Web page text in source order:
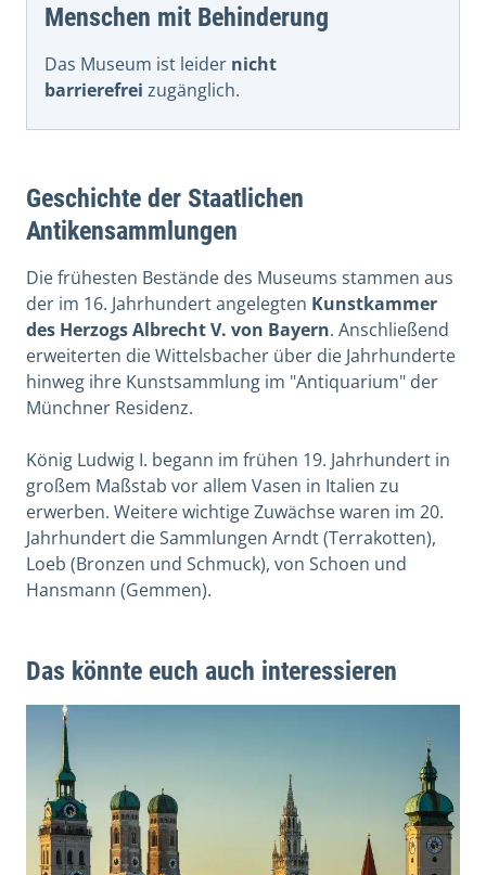
Menschen mit Behinderung
Das Museum ist leider nicht
barrierefrei zugänglich.
Geschichte der Staatlichen
Antikensammlungen
Die frühesten Bestände des Museums stammen aus
der im 16. Jahrhundert angelegten Kunstkammer
des Herzogs Albrecht V. von Bayern. Anschließend
erweiterten die Wittelsbacher über die Jahrhunderte
hinweg ihre Kunstsammlung im "Antiquarium" der
Münchner Residenz.
König Ludwig I. begann im frühen 19. Jahrhundert in
großem Maßstab vor allem Vasen in Italien zu
erwerben. Weitere wichtige Zuwächse waren im 20.
Jahrhundert die Sammlungen Arndt (Terrakotten),
Loeb (Bronzen und Schmuck), von Schoen und
Hansmann (Gemmen).
Das könnte euch auch interessieren